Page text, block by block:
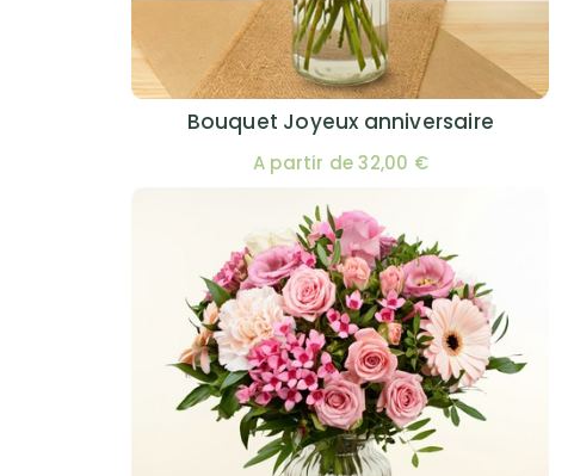
Bouquet Joyeux anniversaire
A partir de 32,00 €